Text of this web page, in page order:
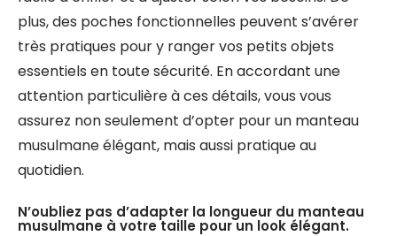
plus, des poches fonctionnelles peuvent s’avérer
très pratiques pour y ranger vos petits objets
essentiels en toute sécurité. En accordant une
attention particulière à ces détails, vous vous
assurez non seulement d’opter pour un manteau
musulmane élégant, mais aussi pratique au
quotidien.
N’oubliez pas d’adapter la longueur du manteau
musulmane à votre taille pour un look élégant.